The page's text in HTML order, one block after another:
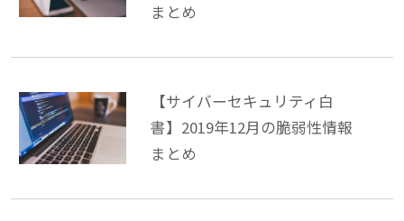
まとめ
【サイバーセキュリティ白
書】2019年12月の脆弱性情報
まとめ